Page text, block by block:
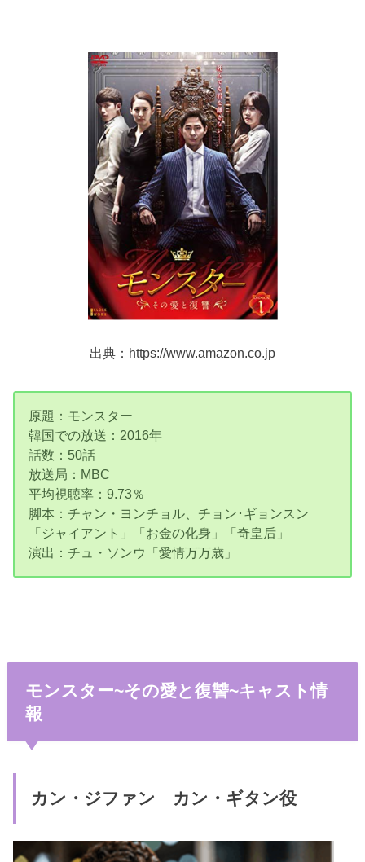
出典：https://www.amazon.co.jp
原題：モンスター
韓国での放送：2016年
話数：50話
放送局：MBC
平均視聴率：9.73％
脚本：チャン・ヨンチョル、チョン･ギョンスン
「ジャイアント」「お金の化身」「奇皇后」
演出：チュ・ソンウ「愛情万万歳」
モンスター~その愛と復讐~キャスト情
報
カン・ジファン カン・ギタン役